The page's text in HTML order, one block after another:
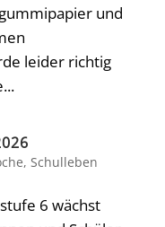
und
leider richtig
, Schulleben
6 wächst